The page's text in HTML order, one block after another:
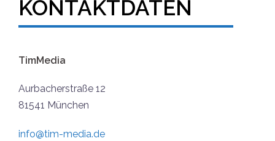
KONTAKTDATEN
TimMedia
Aurbacherstraße 12
81541 München
info@tim-media.de